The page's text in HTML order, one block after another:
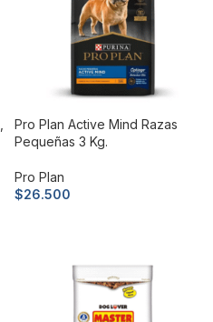
Pro Plan Active Mind Razas
Pequeñas 3 Kg.
Pro Plan
$26.500